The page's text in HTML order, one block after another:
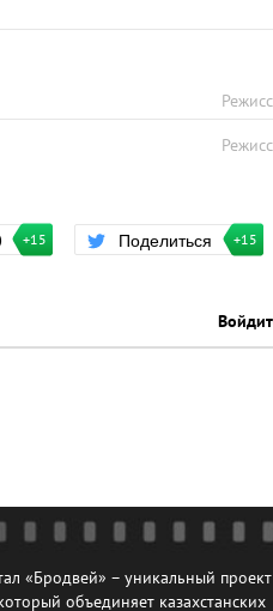
+15 Поделиться +15
«Бродвей» – уникальный проект
объединяет казахстанских